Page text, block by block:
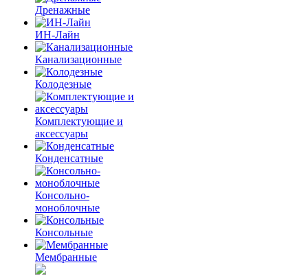
Дренажные
ИН-Лайн
Канализационные
Колодезные
Комплектующие и
аксессуары
Конденсатные
Консольно-
моноблочные
Консольные
Мембранные